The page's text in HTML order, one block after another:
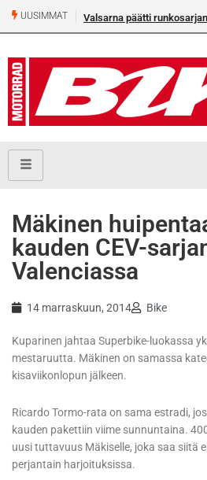
UUSIMMAT Valsarna päätti
Mäkinen
kauden CEV-
Valenciassa
14 marraskuun, 2014 Bike
Kuparinen jahtaa Superbike-luokassa
mestaruutta. Mäkinen on samassa
kisaviikonlopun jälkeen.
Ricardo Tormo-rata on sama estradi,
kauden pakettiin viime sunnuntaina.
uusi tuttavuus Mäkiselle, joka saa siitä
perjantain harjoituksissa.